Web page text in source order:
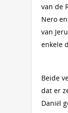
van de
Nero
van
enkele
Beide
dat er
Daniël